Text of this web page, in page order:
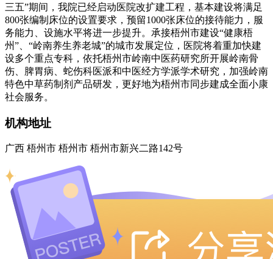
三五”期间，我院已经启动医院改扩建工程，基本建设将满足
800张编制床位的设置要求，预留1000张床位的接待能力，服
务能力、设施水平将进一步提升。承接梧州市建设“健康梧
州”、“岭南养生养老城”的城市发展定位，医院将着重加快建
设多个重点专科，依托梧州市岭南中医药研究所开展岭南骨
伤、脾胃病、蛇伤科医派和中医经方学派学术研究，加强岭南
特色中草药制剂产品研发，更好地为梧州市同步建成全面小康
社会服务。
机构地址
广西 梧州市 梧州市 梧州市新兴二路142号